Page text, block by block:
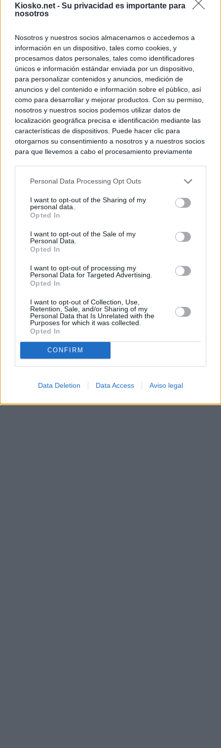
Kiosko.net - Su privacidad es importante para
nosotros
Nosotros y nuestros socios almacenamos o accedemos a
información en un dispositivo, tales como cookies, y
procesamos datos personales, tales como identificadores
únicos e información estándar enviada por un dispositivo,
para personalizar contenidos y anuncios, medición de
anuncios y del contenido e información sobre el público, así
como para desarrollar y mejorar productos. Con su permiso,
nosotros y nuestros socios podemos utilizar datos de
localización geográfica precisa e identificación mediante las
características de dispositivos. Puede hacer clic para
otorgarnos su consentimiento a nosotros y a nuestros socios
para que llevemos a cabo el procesamiento previamente
negar su consentimiento. Tenga en cuenta que algún
de su consentimiento, pero usted tiene el derecho de
rechazar tal procesamiento. Sus preferencias se aplicarán
cualquier momento entrando de nuevo en este sitio web o
visitando nuestra política de privacidad.
Personal Data Processing Opt Outs
I want to opt-out of the Sharing of my
personal data.
Opted In
I want to opt-out of the Sale of my
Personal Data.
Opted In
I want to opt-out of processing my
Personal Data for Targeted Advertising.
Opted In
I want to opt-out of Collection, Use,
Retention, Sale, and/or Sharing of my
Personal Data that Is Unrelated with the
Purposes for which it was collected.
Opted In
CONFIRM
Data Deletion Data Access Aviso legal